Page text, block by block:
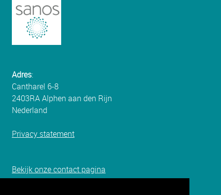
Adres:
Cantharel 6-8
2403RA Alphen aan den Rijn
Nederland
Privacy statement
Bekijk onze contact pagina